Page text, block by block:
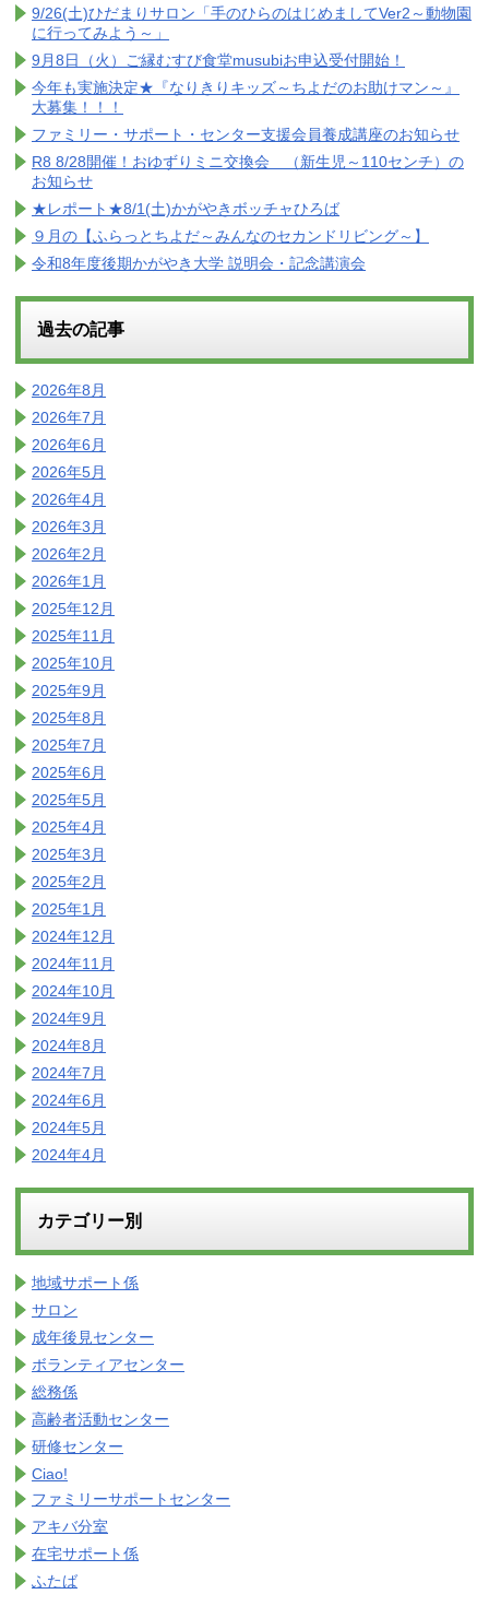
9/26(土)ひだまりサロン「手のひらのはじめましてVer2～動物園
に行ってみよう～」
9月8日（火）ご縁むすび食堂musubiお申込受付開始！
今年も実施決定★『なりきりキッズ～ちよだのお助けマン～』
大募集！！！
ファミリー・サポート・センター支援会員養成講座のお知らせ
R8 8/28開催！おゆずりミニ交換会 （新生児～110センチ）の
お知らせ
★レポート★8/1(土)かがやきボッチャひろば
９月の【ふらっとちよだ～みんなのセカンドリビング～】
令和8年度後期かがやき大学 説明会・記念講演会
過去の記事
2026年8月
2026年7月
2026年6月
2026年5月
2026年4月
2026年3月
2026年2月
2026年1月
2025年12月
2025年11月
2025年10月
2025年9月
2025年8月
2025年7月
2025年6月
2025年5月
2025年4月
2025年3月
2025年2月
2025年1月
2024年12月
2024年11月
2024年10月
2024年9月
2024年8月
2024年7月
2024年6月
2024年5月
2024年4月
カテゴリー別
地域サポート係
サロン
成年後見センター
ボランティアセンター
総務係
高齢者活動センター
研修センター
Ciao!
ファミリーサポートセンター
アキバ分室
在宅サポート係
ふたば